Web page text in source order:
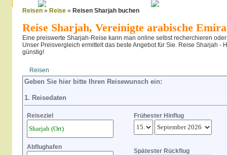
Reisen » Reise » Reisen Sharjah buchen
Reise Sharjah, Vereinigte arabische
Eine preiswerte Sharjah-Reise kann man online selbst recherchieren
Unser Preisvergleich ermittelt das beste Angebot für Sie. Reise Sharjah -
günstig!
Reisen
Geben Sie hier bitte Ihren Reisewunsch ein:
1. Reisedaten
Reiseziel Frühester Hinflug
Abflughafen
Spätester Rückflug